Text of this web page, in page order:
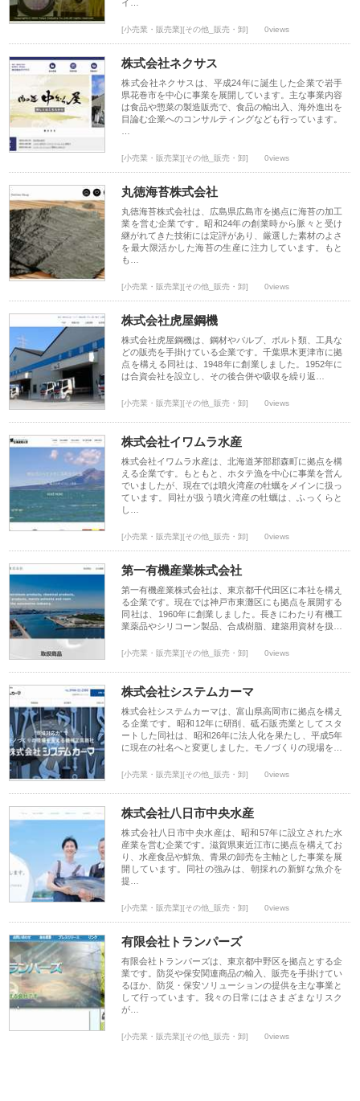
イ…
[小売業・販売業][その他_販売・卸] 0views
株式会社ネクサス
株式会社ネクサスは、平成24年に誕生した企業で岩手
県花巻市を中心に事業を展開しています。主な事業内容
は食品や惣菜の製造販売で、食品の輸出入、海外進出を
目論む企業へのコンサルティングなども行っています。
[小売業・販売業][その他_販売・卸] 0views
丸徳海苔株式会社
丸徳海苔株式会社は、広島県広島市を拠点に海苔の加工
業を営む企業です。昭和24年の創業時から脈々と受け
継がれてきた技術には定評があり、厳選した素材のよさ
を最大限活かした海苔の生産に注力しています。もと
も…
[小売業・販売業][その他_販売・卸] 0views
株式会社虎屋鋼機
株式会社虎屋鋼機は、鋼材やバルブ、ボルト類、工具な
どの販売を手掛けている企業です。千葉県木更津市に拠
点を構える同社は、1948年に創業しました。1952年に
は合資会社を設立し、その後合併や吸収を繰り返…
[小売業・販売業][その他_販売・卸] 0views
株式会社イワムラ水産
株式会社イワムラ水産は、北海道茅部郡森町に拠点を構
える企業です。もともと、ホタテ漁を中心に事業を営ん
でいましたが、現在では噴火湾産の牡蠣をメインに扱っ
ています。同社が扱う噴火湾産の牡蠣は、ふっくらと
し…
[小売業・販売業][その他_販売・卸] 0views
第一有機産業株式会社
第一有機産業株式会社は、東京都千代田区に本社を構え
る企業です。現在では神戸市東灘区にも拠点を展開する
同社は、1960年に創業しました。長きにわたり有機工
業薬品やシリコーン製品、合成樹脂、建築用資材を扱…
[小売業・販売業][その他_販売・卸] 0views
株式会社システムカーマ
株式会社システムカーマは、富山県高岡市に拠点を構え
る企業です。昭和12年に研削、砥石販売業としてスタ
ートした同社は、昭和26年に法人化を果たし、平成5年
に現在の社名へと変更しました。モノづくりの現場を…
[小売業・販売業][その他_販売・卸] 0views
株式会社八日市中央水産
株式会社八日市中央水産は、昭和57年に設立された水
産業を営む企業です。滋賀県東近江市に拠点を構えてお
り、水産食品や鮮魚、青果の卸売を主軸とした事業を展
開しています。同社の強みは、朝採れの新鮮な魚介を
提…
[小売業・販売業][その他_販売・卸] 0views
有限会社トランパーズ
有限会社トランパーズは、東京都中野区を拠点とする企
業です。防災や保安関連商品の輸入、販売を手掛けてい
るほか、防災・保安ソリューションの提供を主な事業と
して行っています。我々の日常にはさまざまなリスク
が…
[小売業・販売業][その他_販売・卸] 0views